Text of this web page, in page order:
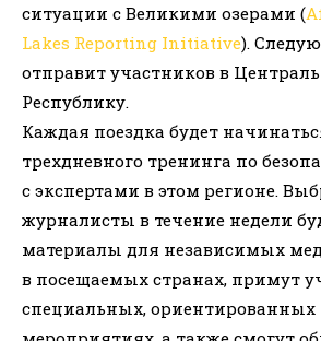
ситуации с Великими озерами (
Lakes Reporting Initiative).
отправит участников в
Республику.
Каждая поездка будет
трехдневного тренинга по
с экспертами в этом регионе.
журналисты в течение недели
материалы для независимых
в посещаемых странах, примут
специальных, ориентированных